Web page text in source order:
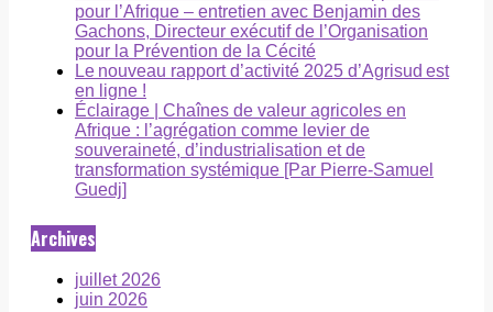
pour l’Afrique – entretien avec Benjamin des
Gachons, Directeur exécutif de l’Organisation
pour la Prévention de la Cécité
Le nouveau rapport d’activité 2025 d’Agrisud est
en ligne !
Éclairage | Chaînes de valeur agricoles en
Afrique : l’agrégation comme levier de
souveraineté, d’industrialisation et de
transformation systémique [Par Pierre-Samuel
Guedj]
Archives
juillet 2026
juin 2026